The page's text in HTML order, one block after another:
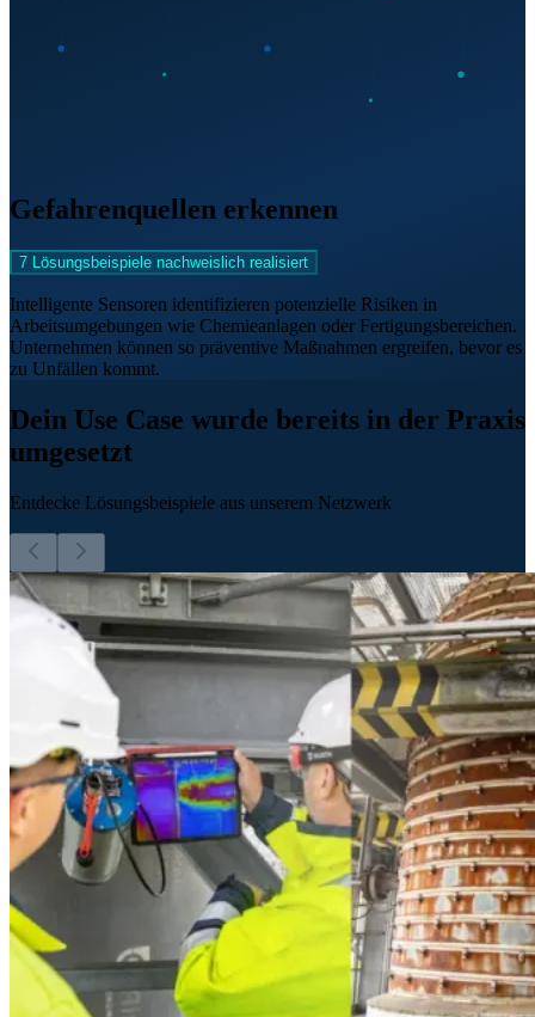
Gefahrenquellen erkennen
7 Lösungsbeispiele nachweislich realisiert
Intelligente Sensoren identifizieren potenzielle Risiken in
Arbeitsumgebungen wie Chemieanlagen oder Fertigungsbereichen.
Unternehmen können so präventive Maßnahmen ergreifen, bevor es
zu Unfällen kommt.
Dein Use Case wurde bereits in der Praxis
umgesetzt
Entdecke Lösungsbeispiele aus unserem Netzwerk